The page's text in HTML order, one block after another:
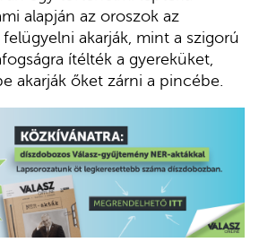
alapján az oroszok az
akarják, mint a szigorú
ítélték a gyereküket,
akarják őket zárni a pincébe.